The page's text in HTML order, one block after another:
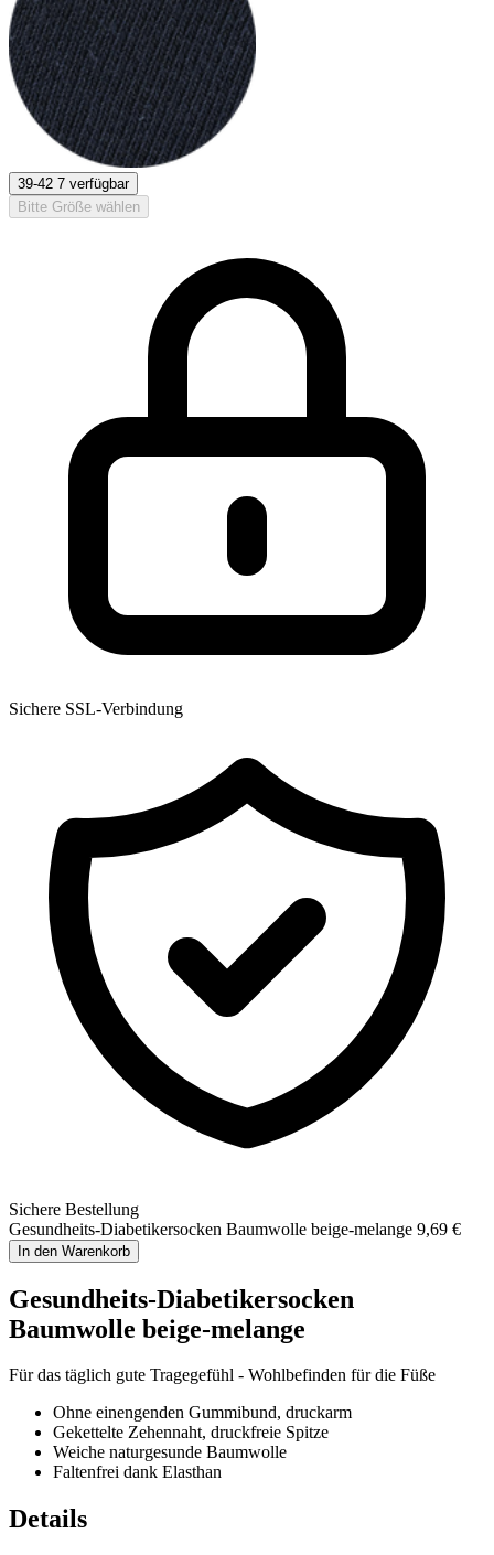
39-42 7 verfügbar
Bitte Größe wählen
Sichere SSL-Verbindung
Sichere Bestellung
Gesundheits-Diabetikersocken Baumwolle beige-melange 9,69 €
In den Warenkorb
Gesundheits-Diabetikersocken
Baumwolle beige-melange
Für das täglich gute Tragegefühl - Wohlbefinden für die Füße
Ohne einengenden Gummibund, druckarm
Gekettelte Zehennaht, druckfreie Spitze
Weiche naturgesunde Baumwolle
Faltenfrei dank Elasthan
Details